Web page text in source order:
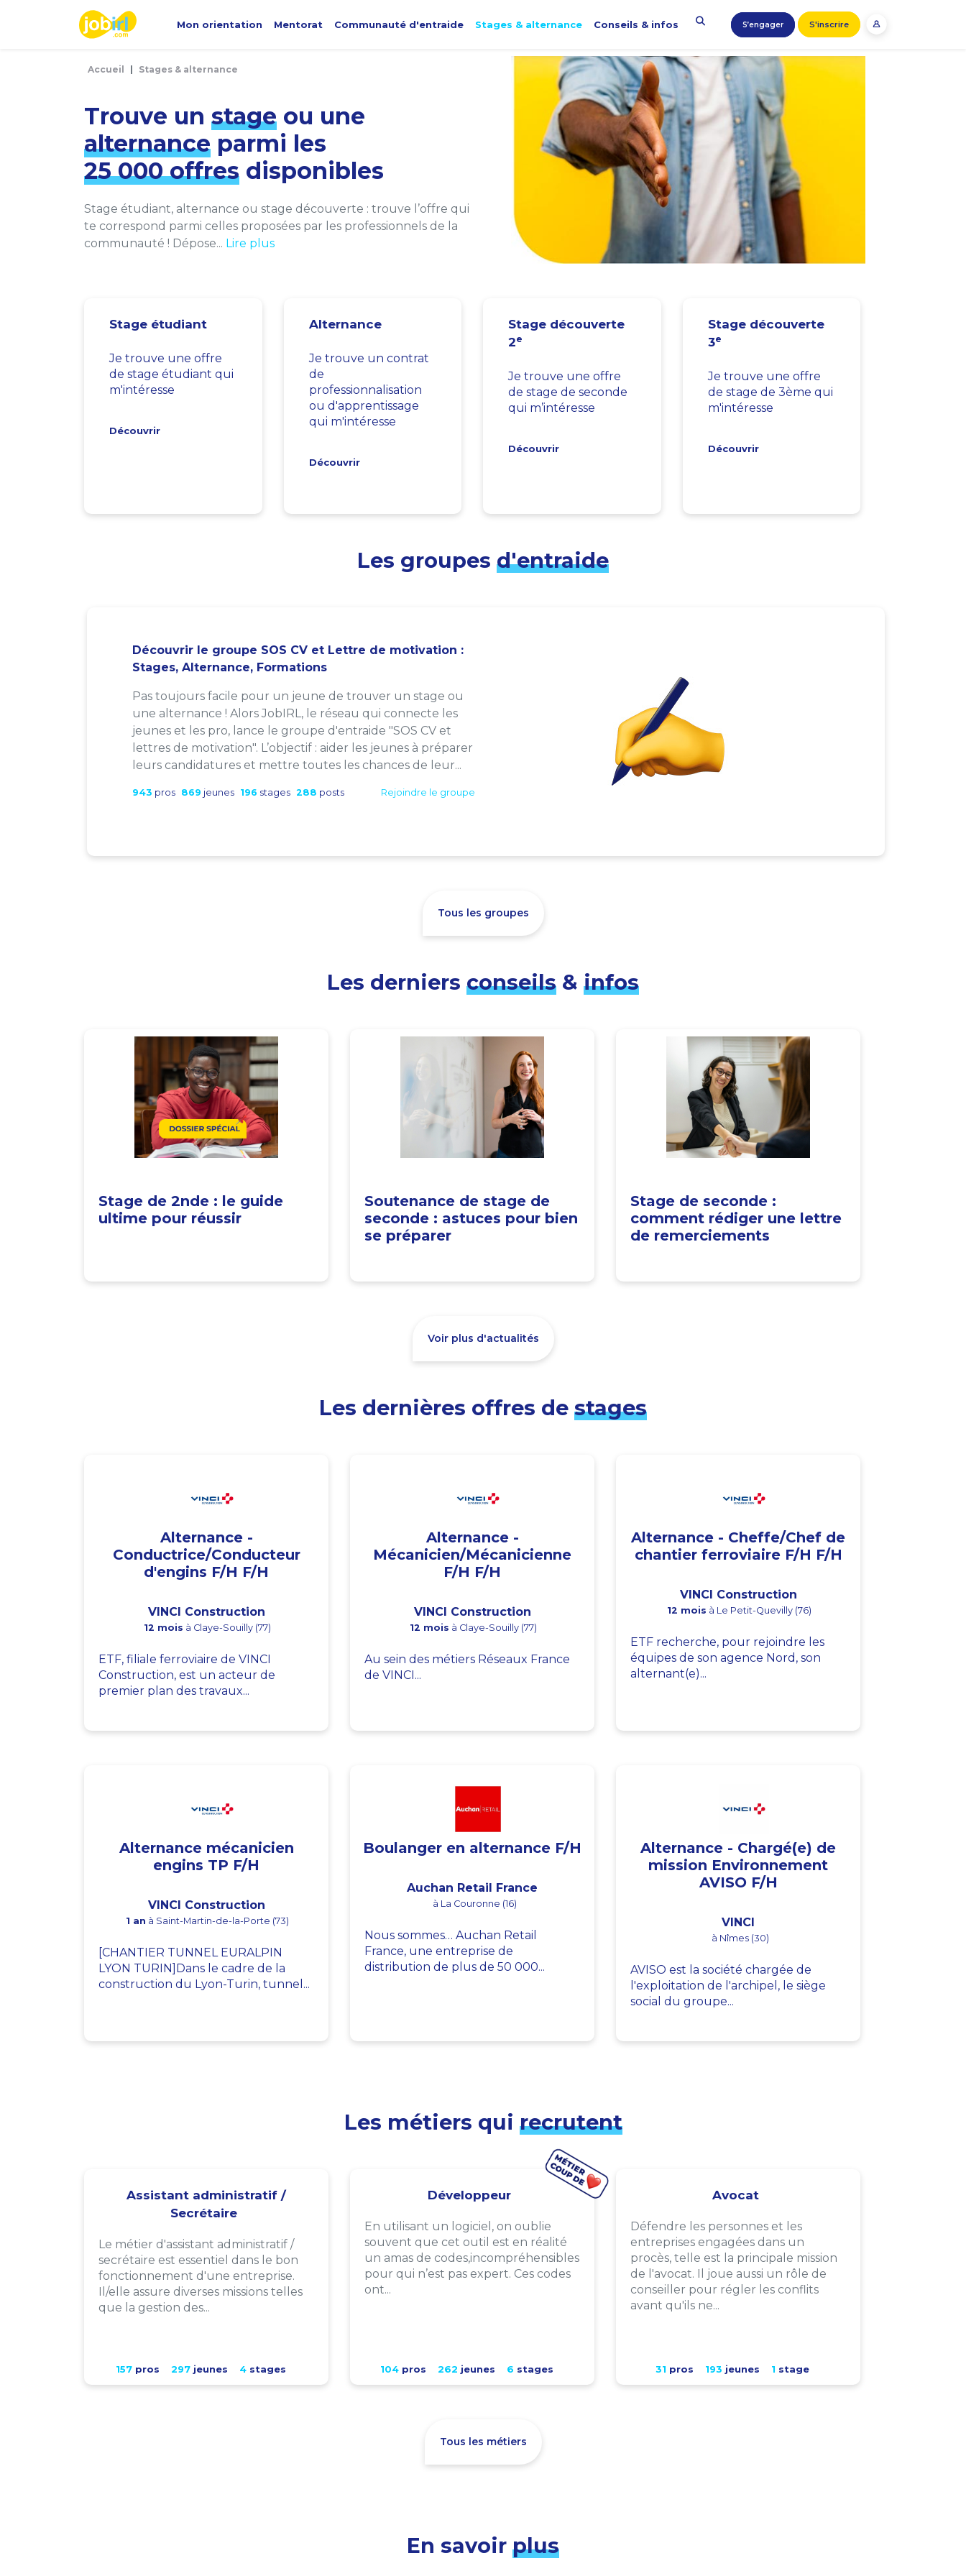
Mon orientation Mentorat Communauté d'entraide Stages & alternance Conseils & infos S’engager S'inscrire
Accueil Stages & alternance
Trouve un stage ou une
alternance parmi les
25 000 offres disponibles
Stage étudiant, alternance ou stage découverte : trouve l’offre qui
te correspond parmi celles proposées par les professionnels de la
communauté ! Dépose... Lire plus
Stage étudiant
Je trouve une offre
de stage étudiant qui
m'intéresse
Découvrir
Alternance
Je trouve un contrat
de
professionnalisation
ou d'apprentissage
qui m'intéresse
Découvrir
Stage découverte
2e
Je trouve une offre
de stage de seconde
qui m’intéresse
Découvrir
Stage découverte
3e
Je trouve une offre
de stage de 3ème qui
m'intéresse
Découvrir
Les groupes d'entraide
Découvrir le groupe SOS CV et Lettre de motivation :
Stages, Alternance, Formations
Pas toujours facile pour un jeune de trouver un stage ou
une alternance ! Alors JobIRL, le réseau qui connecte les
jeunes et les pro, lance le groupe d'entraide "SOS CV et
lettres de motivation". L’objectif : aider les jeunes à préparer
leurs candidatures et mettre toutes les chances de leur...
943 pros 869 jeunes 196 stages 288 posts Rejoindre le groupe
Tous les groupes
Les derniers conseils & infos
Stage de 2nde : le guide
ultime pour réussir
Soutenance de stage de
seconde : astuces pour bien
se préparer
Stage de seconde :
comment rédiger une lettre
de remerciements
Voir plus d'actualités
Les dernières offres de stages
Alternance -
Conductrice/Conducteur
d'engins F/H F/H
VINCI Construction
12 mois à Claye-Souilly (77)
ETF, filiale ferroviaire de VINCI
Construction, est un acteur de
premier plan des travaux...
Alternance -
Mécanicien/Mécanicienne
F/H F/H
VINCI Construction
12 mois à Claye-Souilly (77)
Au sein des métiers Réseaux France
de VINCI...
Alternance - Cheffe/Chef de
chantier ferroviaire F/H F/H
VINCI Construction
12 mois à Le Petit-Quevilly (76)
ETF recherche, pour rejoindre les
équipes de son agence Nord, son
alternant(e)...
Alternance mécanicien
engins TP F/H
VINCI Construction
1 an à Saint-Martin-de-la-Porte (73)
[CHANTIER TUNNEL EURALPIN
LYON TURIN]Dans le cadre de la
construction du Lyon-Turin, tunnel...
Boulanger en alternance F/H
Auchan Retail France
à La Couronne (16)
Nous sommes… Auchan Retail
France, une entreprise de
distribution de plus de 50 000...
Alternance - Chargé(e) de
mission Environnement
AVISO F/H
VINCI
à Nîmes (30)
AVISO est la société chargée de
l'exploitation de l'archipel, le siège
social du groupe...
Les métiers qui recrutent
Assistant administratif /
Secrétaire
Le métier d'assistant administratif /
secrétaire est essentiel dans le bon
fonctionnement d'une entreprise.
Il/elle assure diverses missions telles
que la gestion des...
157pros 297jeunes 4stages
Développeur
En utilisant un logiciel, on oublie
souvent que cet outil est en réalité
un amas de codes,incompréhensibles
pour qui n’est pas expert. Ces codes
ont...
104pros 262 jeunes 6 stages
Avocat
Défendre les personnes et les
entreprises engagées dans un
procès, telle est la principale mission
de l'avocat. Il joue aussi un rôle de
conseiller pour régler les conflits
avant qu'ils ne...
31 pros 193 jeunes 1 stage
Tous les métiers
En savoir plus
Panneau de gestion des cookies